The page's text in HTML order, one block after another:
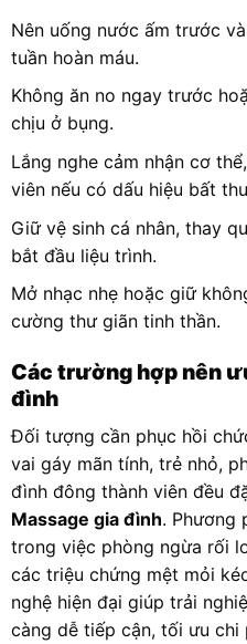
Nên uống nước ấm trước
tuần hoàn máu.
Không ăn no ngay trước
chịu ở bụng.
Lắng nghe cảm nhận cơ
viên nếu có dấu hiệu bất
Giữ vệ sinh cá nhân, thay
bắt đầu liệu trình.
Mở nhạc nhẹ hoặc giữ
cường thư giãn tinh thần.
Các trường hợp nên
đình
Đối tượng cần phục hồi
vai gáy mãn tính, trẻ nhỏ,
đình đông thành viên đều
Massage gia đình. Phương
trong việc phòng ngừa rối
các triệu chứng mệt mỏi
nghệ hiện đại giúp trải
càng dễ tiếp cận, tối ưu chi